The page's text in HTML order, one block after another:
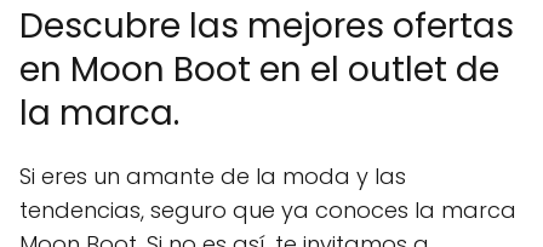
Descubre las mejores ofertas
en Moon Boot en el outlet de
la marca.
Si eres un amante de la moda y las
tendencias, seguro que ya conoces la marca